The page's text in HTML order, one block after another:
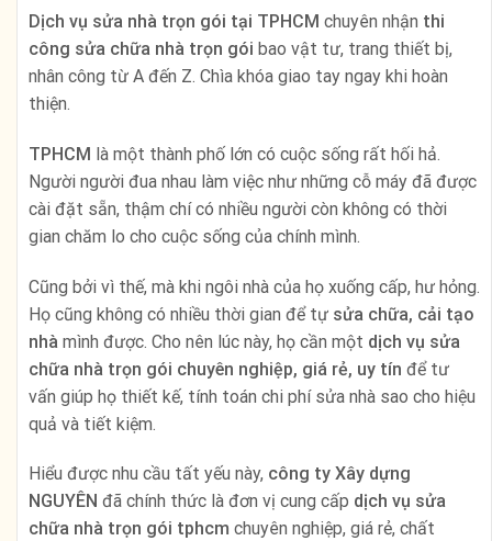
Dịch vụ sửa nhà trọn gói tại TPHCM chuyên nhận thi
công sửa chữa nhà trọn gói bao vật tư, trang thiết bị,
nhân công từ A đến Z. Chìa khóa giao tay ngay khi hoàn
thiện.
TPHCM là một thành phố lớn có cuộc sống rất hối hả.
Người người đua nhau làm việc như những cỗ máy đã được
cài đặt sẵn, thậm chí có nhiều người còn không có thời
gian chăm lo cho cuộc sống của chính mình.
Cũng bởi vì thế, mà khi ngôi nhà của họ xuống cấp, hư hỏng.
Họ cũng không có nhiều thời gian để tự sửa chữa, cải tạo
nhà mình được. Cho nên lúc này, họ cần một dịch vụ sửa
chữa nhà trọn gói chuyên nghiệp, giá rẻ, uy tín để tư
vấn giúp họ thiết kế, tính toán chi phí sửa nhà sao cho hiệu
quả và tiết kiệm.
Hiểu được nhu cầu tất yếu này, công ty Xây dựng
NGUYÊN đã chính thức là đơn vị cung cấp dịch vụ sửa
chữa nhà trọn gói tphcm chuyên nghiệp, giá rẻ, chất